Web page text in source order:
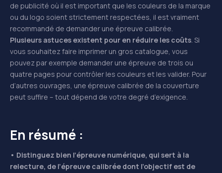
de publicité où il est important que les couleurs de la marque
ou du logo soient strictement respectées, il est vraiment
recommandé de demander une épreuve calibrée.
Plusieurs astuces existent pour en réduire les coûts . Si
vous souhaitez faire imprimer un gros catalogue, vous
pouvez par exemple demander une épreuve de trois ou
quatre pages pour contrôler les couleurs et les valider. Pour
d’autres ouvrages, une épreuve calibrée de la couverture
peut suffire – tout dépend de votre degré d’exigence.
En résumé :
• Distinguez bien l’épreuve numérique, qui sert à la
relecture, de l’épreuve calibrée dont l’objectif est de